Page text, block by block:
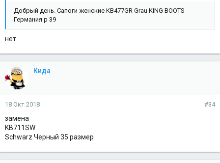
Добрый день. Сапоги женские KB477GR Grau KING BOOTS
Германия р 39
нет
Кида
18 Окт 2018 #34
замена
KB711SW
Schwarz Черный 35 размер